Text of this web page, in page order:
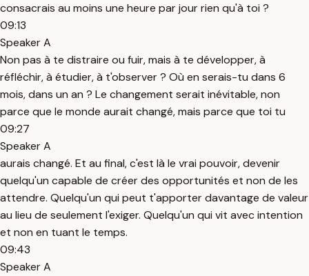
consacrais au moins une heure par jour rien qu'à toi ?
09:13
Speaker A
Non pas à te distraire ou fuir, mais à te développer, à
réfléchir, à étudier, à t'observer ? Où en serais-tu dans 6
mois, dans un an ? Le changement serait inévitable, non
parce que le monde aurait changé, mais parce que toi tu
09:27
Speaker A
aurais changé. Et au final, c'est là le vrai pouvoir, devenir
quelqu'un capable de créer des opportunités et non de les
attendre. Quelqu'un qui peut t'apporter davantage de valeur
au lieu de seulement l'exiger. Quelqu'un qui vit avec intention
et non en tuant le temps.
09:43
Speaker A